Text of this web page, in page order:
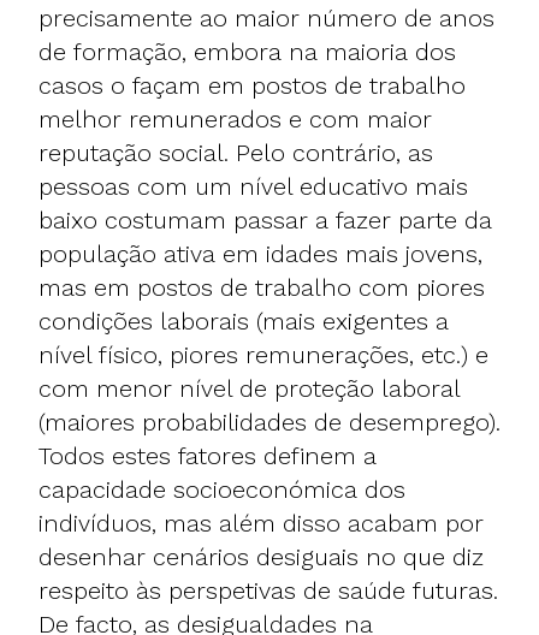
precisamente ao maior número de anos
de formação, embora na maioria dos
casos o façam em postos de trabalho
melhor remunerados e com maior
reputação social. Pelo contrário, as
pessoas com um nível educativo mais
baixo costumam passar a fazer parte da
população ativa em idades mais jovens,
mas em postos de trabalho com piores
condições laborais (mais exigentes a
nível físico, piores remunerações, etc.) e
com menor nível de proteção laboral
(maiores probabilidades de desemprego).
Todos estes fatores definem a
capacidade socioeconómica dos
indivíduos, mas além disso acabam por
desenhar cenários desiguais no que diz
respeito às perspetivas de saúde futuras.
De facto, as desigualdades na